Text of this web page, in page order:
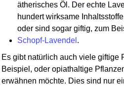
ätherisches Öl. Der echte
hundert wirksame
oder sind sogar giftig, zum
Schopf-Lavendel .
Es gibt natürlich auch viele giftige
Beispiel, oder opiathaltige
erwähnen möchte. Dies sind nur